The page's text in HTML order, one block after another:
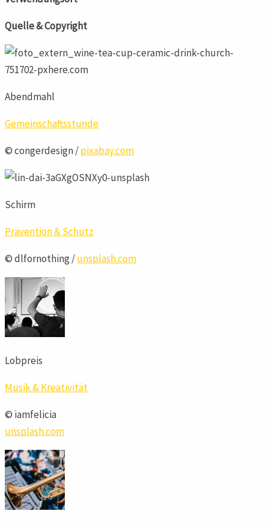
Quelle & Copyright
Abendmahl
Gemeinschaftsstunde
© congerdesign /pixabay.com
Schirm
Prävention & Schutz
© dlfornothing /unsplash.com
Lobpreis
Musik & Kreativität
© iamfelicia
unsplash.com